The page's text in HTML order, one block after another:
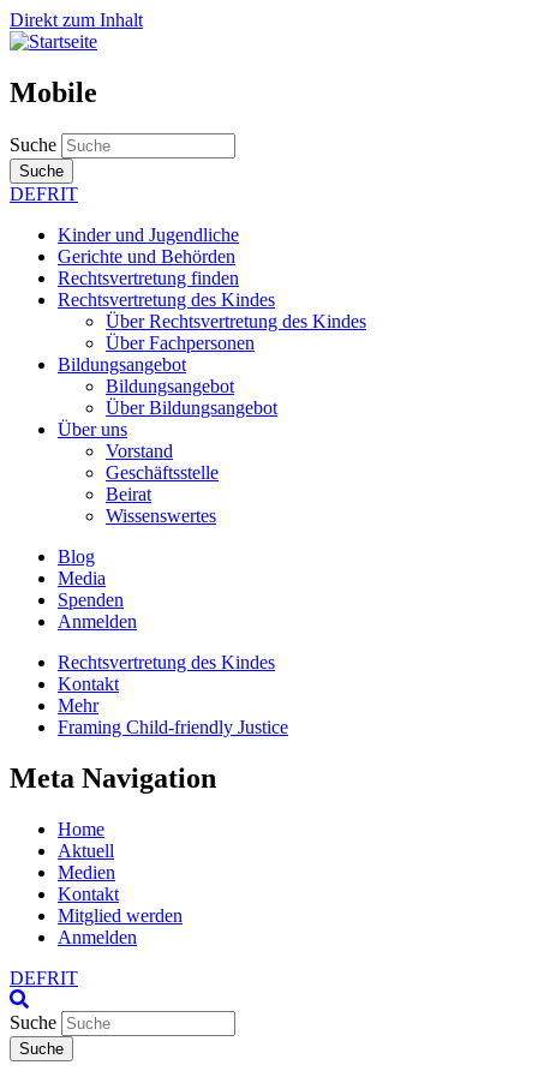
Direkt zum Inhalt
Mobile
Suche
Suche
DEFRIT
Kinder und Jugendliche
Gerichte und Behörden
Rechtsvertretung finden
Rechtsvertretung des Kindes
Über Rechtsvertretung des Kindes
Über Fachpersonen
Bildungsangebot
Bildungsangebot
Über Bildungsangebot
Über uns
Vorstand
Geschäftsstelle
Beirat
Wissenswertes
Blog
Media
Spenden
Anmelden
Rechtsvertretung des Kindes
Kontakt
Mehr
Framing Child-friendly Justice
Meta Navigation
Home
Aktuell
Medien
Kontakt
Mitglied werden
Anmelden
DEFRIT
Suche
Suche